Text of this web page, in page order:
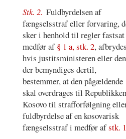
Stk. 2. Fuldbyrdelsen af
fængselsstraf eller forvaring,
sker i henhold til regler
medfør af§ 1 a, stk. 2,
hvis justitsministeren eller
der bemyndiges dertil,
bestemmer, at den pågældende
skal overdrages til Republikken
Kosovo til strafforfølgning
fuldbyrdelse af en kosovarisk
fængselsstraf i medfør afstk. 1